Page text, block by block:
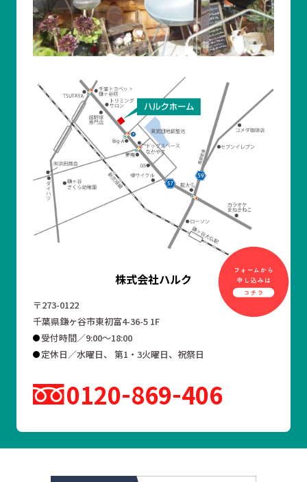
株式会社ハルク
〒273-0122
千葉県鎌ヶ谷市東初富4-36-5 1F
受付時間／9:00～18:00
定休日／水曜日、 第1・3火曜日、祝祭日
0120 869 406